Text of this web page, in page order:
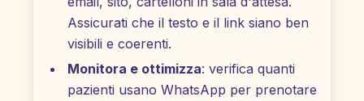
Assicurati che il testo e il link siano ben
visibili e coerenti.
Monitora e ottimizza: verifica quanti
pazienti usano WhatsApp per prenotare